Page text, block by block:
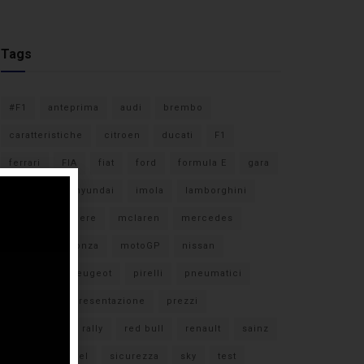
Tags
#F1 anteprima audi brembo
caratteristiche citroen ducati F1
ferrari FIA fiat ford formula E gara
hyundai imola lamborghini
libere mclaren mercedes
monza motoGP nissan
peugeot pirelli pneumatici
presentazione prezzi
rally red bull renault sainz
sebastian vettel sicurezza sky test